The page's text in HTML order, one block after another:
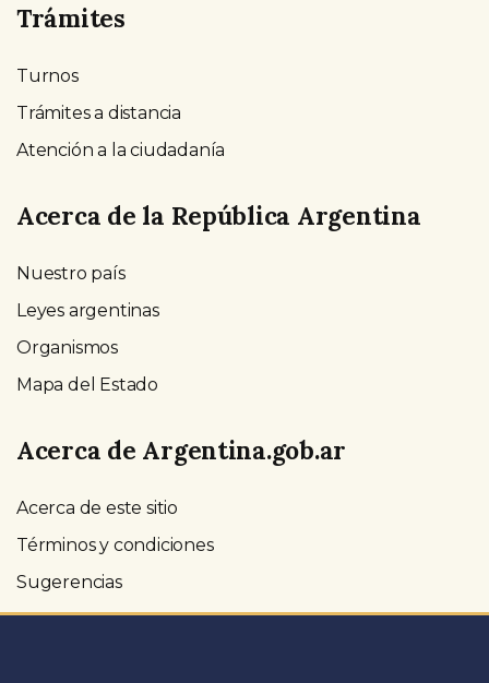
Trámites
Turnos
Trámites a distancia
Atención a la ciudadanía
Acerca de la República Argentina
Nuestro país
Leyes argentinas
Organismos
Mapa del Estado
Acerca de Argentina.gob.ar
Acerca de este sitio
Términos y condiciones
Sugerencias